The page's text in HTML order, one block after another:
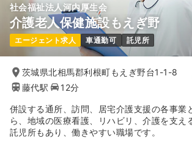
社会福祉法人河内厚生会
介護老人保健施設もえぎ野
エージェント求人 車通勤可 託児所
茨城県北相馬郡利根町もえぎ野台1-1-8
藤代駅
12分
併設する通所、訪問、居宅介護支援の各事業
ら、地域の医療看護、リハビリ、介護を支え
託児所もあり、働きやすい職場です。